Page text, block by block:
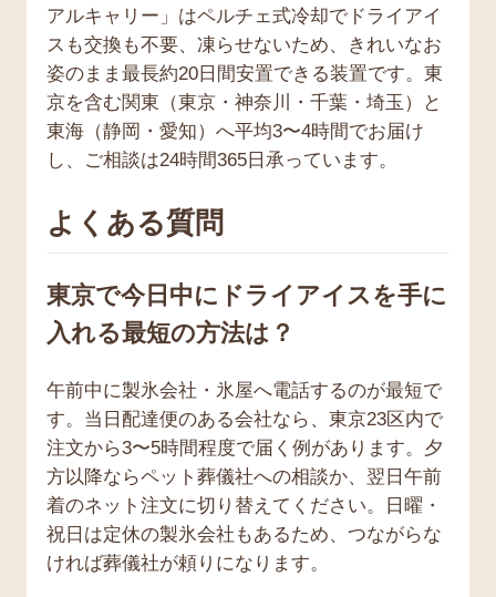
アルキャリー」はペルチェ式冷却でドライアイ
スも交換も不要、凍らせないため、きれいなお
姿のまま最長約20日間安置できる装置です。東
京を含む関東（東京・神奈川・千葉・埼玉）と
東海（静岡・愛知）へ平均3〜4時間でお届け
し、ご相談は24時間365日承っています。
よくある質問
東京で今日中にドライアイスを手に
入れる最短の方法は？
午前中に製氷会社・氷屋へ電話するのが最短で
す。当日配達便のある会社なら、東京23区内で
注文から3〜5時間程度で届く例があります。夕
方以降ならペット葬儀社への相談か、翌日午前
着のネット注文に切り替えてください。日曜・
祝日は定休の製氷会社もあるため、つながらな
ければ葬儀社が頼りになります。